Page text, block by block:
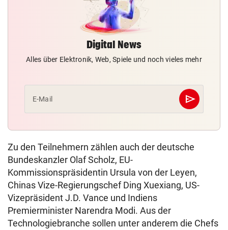
Digital News
Alles über Elektronik, Web, Spiele und noch vieles mehr
E-Mail send
Abschicken
Zu den Teilnehmern zählen auch der deutsche
Bundeskanzler Olaf Scholz, EU-
Kommissionspräsidentin Ursula von der Leyen,
Chinas Vize-Regierungschef Ding Xuexiang, US-
Vizepräsident J.D. Vance und Indiens
Premierminister Narendra Modi. Aus der
Technologiebranche sollen unter anderem die Chefs